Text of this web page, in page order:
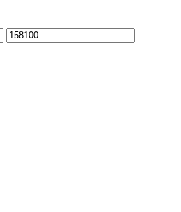
Максимальная
цена